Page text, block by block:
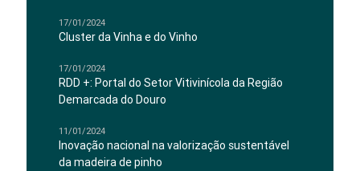
17/01/2024
Cluster da Vinha e do Vinho
17/01/2024
RDD +: Portal do Setor Vitivinícola da Região
Demarcada do Douro
11/01/2024
Inovação nacional na valorização sustentável
da madeira de pinho